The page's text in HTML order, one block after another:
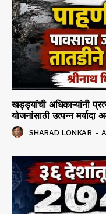
खड्ड्यांची अधिकाऱ्यांनी
योजनांसाठी उत्पन्न मर्यादा
SHARAD LONKAR -